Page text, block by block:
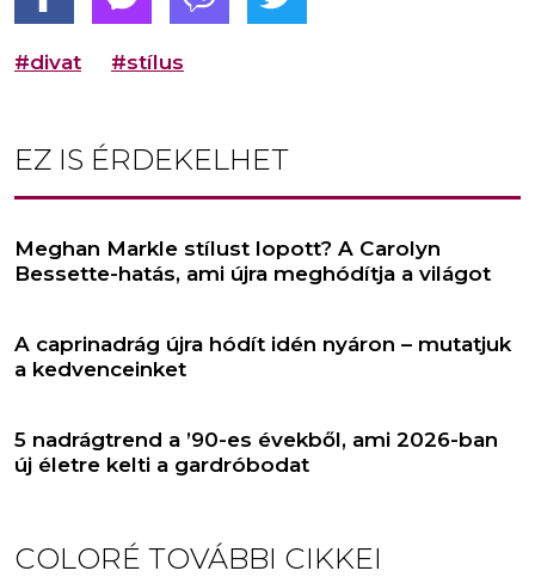
#divat #stílus
EZ IS ÉRDEKELHET
Meghan Markle stílust lopott? A Carolyn
Bessette-hatás, ami újra meghódítja a világot
A caprinadrág újra hódít idén nyáron – mutatjuk
a kedvenceinket
5 nadrágtrend a ’90-es évekből, ami 2026-ban
új életre kelti a gardróbodat
COLORÉ TOVÁBBI CIKKEI